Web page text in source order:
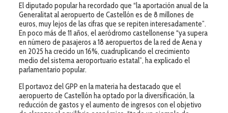
El diputado popular ha recordado que “la aportación anual de la
Generalitat al aeropuerto de Castellón es de 8 millones de
euros, muy lejos de las cifras que se repiten interesadamente”.
En poco más de 11 años, el aeródromo castellonense “ya supera
en número de pasajeros a 18 aeropuertos de la red de Aena y
en 2025 ha crecido un 16%, cuadruplicando el crecimiento
medio del sistema aeroportuario estatal”, ha explicado el
parlamentario popular.
El portavoz del GPP en la materia ha destacado que el
aeropuerto de Castellón ha optado por la diversificación, la
reducción de gastos y el aumento de ingresos con el objetivo